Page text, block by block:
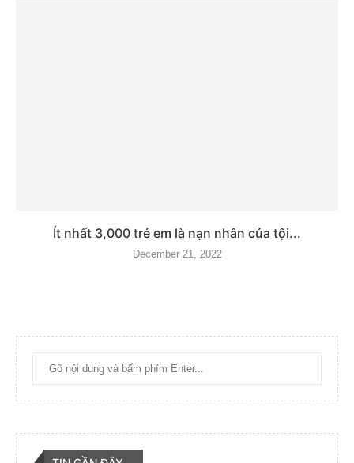
Ít nhất 3,000 trẻ em là nạn nhân của tội...
December 21, 2022